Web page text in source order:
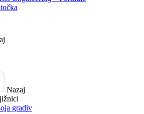
Nazaj
gradiv